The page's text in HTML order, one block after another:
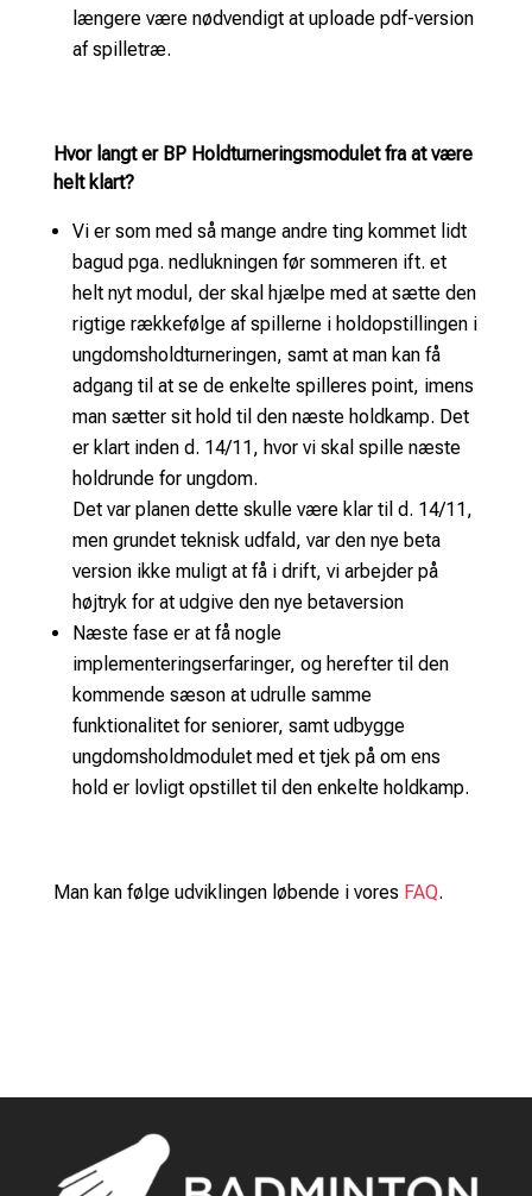
længere være nødvendigt at uploade pdf-version
af spilletræ.
Hvor langt er BP Holdturneringsmodulet fra at være
helt klart?
Vi er som med så mange andre ting kommet lidt
bagud pga. nedlukningen før sommeren ift. et
helt nyt modul, der skal hjælpe med at sætte den
rigtige rækkefølge af spillerne i holdopstillingen i
ungdomsholdturneringen, samt at man kan få
adgang til at se de enkelte spilleres point, imens
man sætter sit hold til den næste holdkamp. Det
er klart inden d. 14/11, hvor vi skal spille næste
holdrunde for ungdom.
Det var planen dette skulle være klar til d. 14/11,
men grundet teknisk udfald, var den nye beta
version ikke muligt at få i drift, vi arbejder på
højtryk for at udgive den nye betaversion
Næste fase er at få nogle
implementeringserfaringer, og herefter til den
kommende sæson at udrulle samme
funktionalitet for seniorer, samt udbygge
ungdomsholdmodulet med et tjek på om ens
hold er lovligt opstillet til den enkelte holdkamp.
Man kan følge udviklingen løbende i vores FAQ.